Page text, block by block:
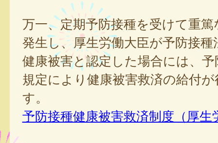
万一、定期予防接種を受けて重
発生し、厚生労働大臣が予防接
健康被害と認定した場合には、
規定により健康被害救済の給付
す。
予防接種健康被害救済制度（厚生